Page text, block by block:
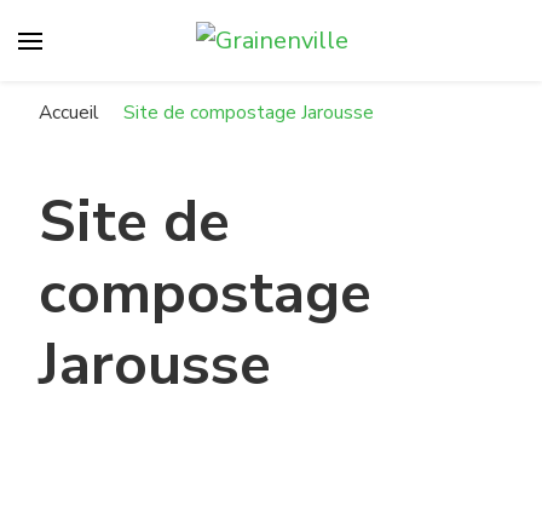
Accueil Site de compostage Jarousse
Site de
compostage
Jarousse